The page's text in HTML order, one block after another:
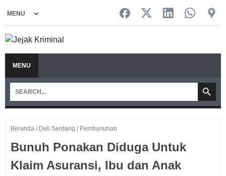
MENU
Beranda / Deli Serdang / Pembunuhan
Bunuh Ponakan Diduga Untuk
Klaim Asuransi, Ibu dan Anak